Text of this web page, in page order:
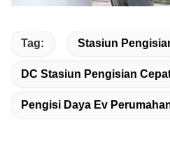
Tag: Stasiun
DC Stasiun Pengisian
Pengisi Daya Ev